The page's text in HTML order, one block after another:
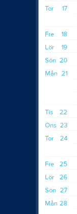
17
Tor
18
Fre
19
Lör
20
Sön
21
Mån
22
Tis
23
Ons
24
Tor
25
Fre
26
Lör
27
Sön
28
Mån